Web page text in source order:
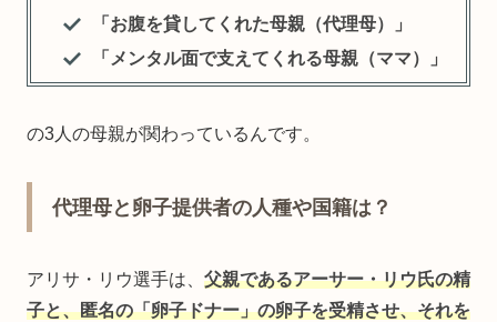
「お腹を貸してくれた母親（代理母）」
「メンタル面で支えてくれる母親（ママ）」
の3人の母親が関わっているんです。
代理母と卵子提供者の人種や国籍は？
アリサ・リウ選手は、 父親であるアーサー・リウ氏の精
子と、匿名の「卵子ドナー」の卵子を受精させ、それを